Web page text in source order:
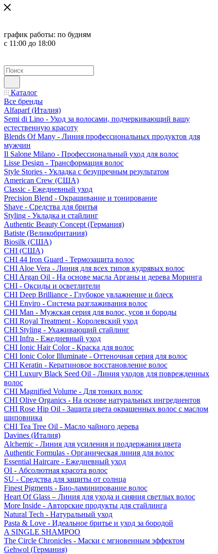
график работы: по будням
с 11:00 до 18:00
Каталог
Все бренды
Alfaparf (Италия)
Semi di Lino - Уход за волосами, подчеркивающий вашу
естественную красоту
Blends Of Many - Линия профессиональных продуктов для
мужчин
Il Salone Milano - Профессиональный уход для волос
Lisse Design - Трансформация волос
Style Stories - Укладка с безупречным результатом
American Crew (США)
Classic - Ежедневный уход
Precision Blend - Окрашивание и тонирование
Shave - Средства для бритья
Styling - Укладка и стайлинг
Authentic Beauty Concept (Германия)
Batiste (Великобритания)
Biosilk (США)
CHI (США)
CHI 44 Iron Guard - Термозащита волос
CHI Aloe Vera - Линия для всех типов кудрявых волос
CHI Argan Oil - На основе масла Арганы и дерева Моринга
CHI - Оксиды и осветлители
CHI Deep Brilliance - Глубокое увлажнение и блеск
CHI Enviro - Система разглаживания волос
CHI Man - Мужская серия для волос, усов и бороды
CHI Royal Treatment - Королевский уход
CHI Styling - Ухаживающий стайлинг
CHI Infra - Ежедневный уход
CHI Ionic Hair Color - Краска для волос
CHI Ionic Color Illuminate - Оттеночная серия для волос
CHI Keratin - Кератиновое восстановление волос
CHI Luxury Black Seed Oil - Линия уходов для поврежденных
волос
CHI Magnified Volume - Для тонких волос
CHI Olive Organics - На основе натуральных ингредиентов
CHI Rose Hip Oil - Защита цвета окрашенных волос с маслом
шиповника
CHI Tea Tree Oil - Масло чайного дерева
Davines (Италия)
Alchemic - Линия для усиления и поддержания цвета
Authentic Formulas - Органическая линия для волос
Essential Haircare - Eжедневный уход
OI - Абсолютная красота волос
SU - Средства для защиты от солнца
Finest Pigments - Био-ламинирование волос
Heart Of Glass – Линия для ухода и сияния светлых волос
More Inside - Авторские продукты для стайлинга
Natural Tech - Натуральный уход
Pasta & Love - Идеальное бритье и уход за бородой
A SINGLE SHAMPOO
The Circle Chronicles - Маски с мгновенным эффектом
Gehwol (Германия)